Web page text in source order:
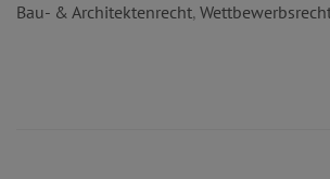
Bau- & Architektenrecht,